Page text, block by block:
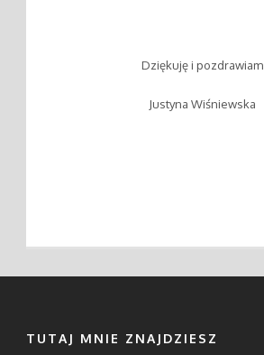
Dziękuję i pozdrawiam
Justyna Wiśniewska
TUTAJ MNIE ZNAJDZIESZ